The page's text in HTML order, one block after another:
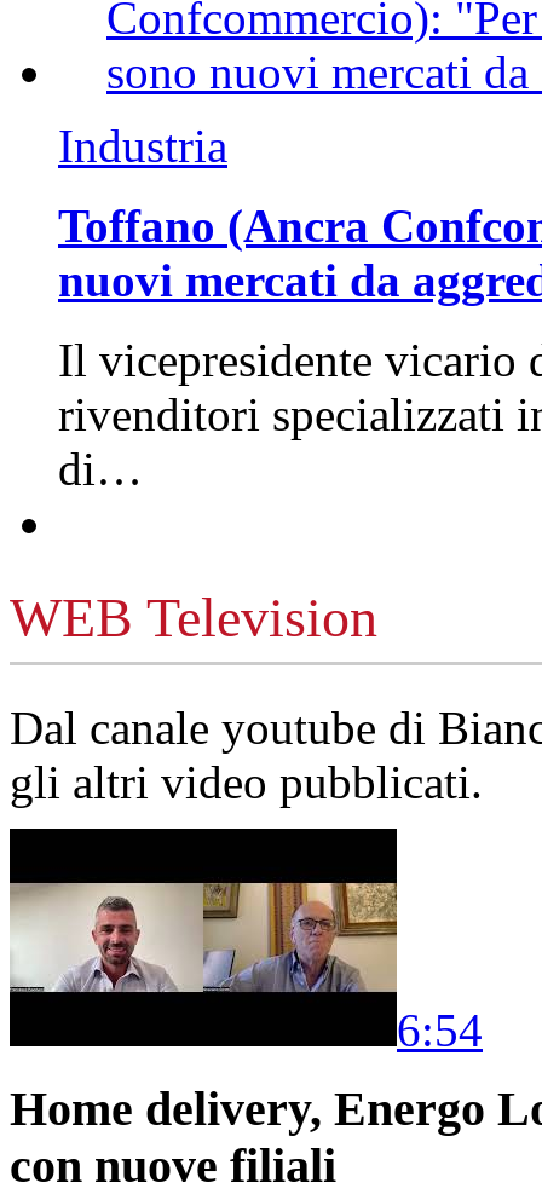
Industria
Toffano (Ancra
nuovi mercati da
Il vicepresidente vicario
rivenditori specializzati
di…
WEB Television
Dal canale youtube di
gli altri video pubblicati.
6:54
Home delivery, Energo
con nuove filiali